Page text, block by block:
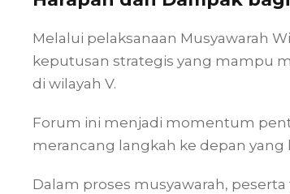
Melalui pelaksanaan Musyawarah
keputusan strategis yang mampu
di wilayah V.
Forum ini menjadi momentum
merancang langkah ke depan yang
Dalam proses musyawarah,